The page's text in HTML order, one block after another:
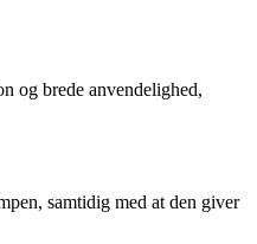
og brede anvendelighed,
samtidig med at den giver